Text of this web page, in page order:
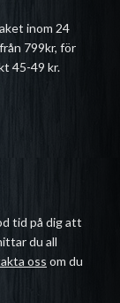
inom 24
799kr, för
45-49 kr.
tid på dig att
du all
oss om du